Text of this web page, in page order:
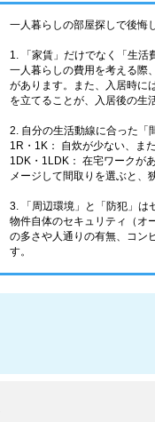
一人暮らしの部屋探しで後悔
1. 「家賃」だけでなく「生活
一人暮らしの費用を考える際
があります。また、入居時に
を立てることが、入居後の生
2. 自分の生活動線に合った「
1R・1K： 自炊が少ない、ま
1DK・1LDK： 在宅ワークが
メージして間取りを選ぶと、
3. 「周辺環境」と「防犯」は
物件自体のセキュリティ（オ
の多さや人通りの有無、コン
す。